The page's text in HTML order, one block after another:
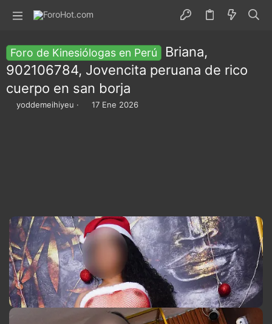
Foro de Kinesiólogas en Perú
Briana,
902106784, Jovencita peruana de rico
cuerpo en san borja
I
l
e
m
a
yoddemeihiyeu
F
i
o
17 Ene 2026